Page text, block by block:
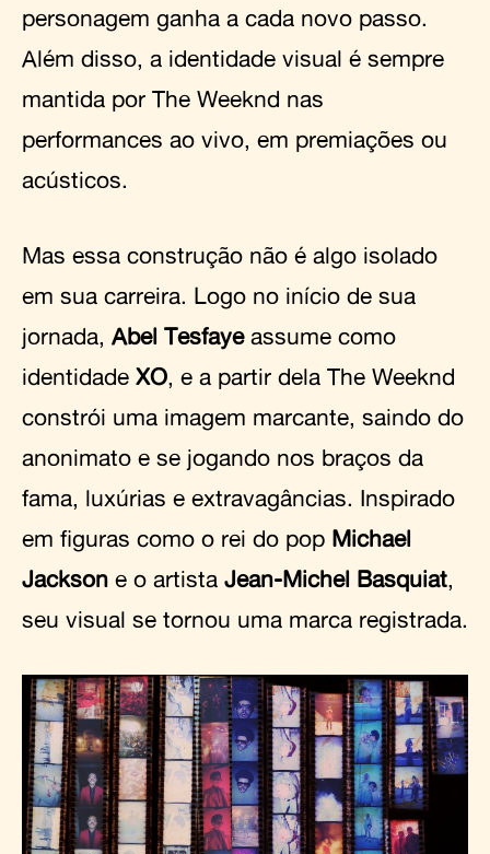
personagem ganha a cada novo passo.
Além disso, a identidade visual é sempre
mantida por The Weeknd nas
performances ao vivo, em premiações ou
acústicos.
Mas essa construção não é algo isolado
em sua carreira. Logo no início de sua
jornada, Abel Tesfayeassume como
identidade XO, e a partir dela The Weeknd
constrói uma imagem marcante, saindo do
anonimato e se jogando nos braços da
fama, luxúrias e extravagâncias. Inspirado
em figuras como o rei do pop Michael
Jackson e o artista Jean-Michel Basquiat,
seu visual se tornou uma marca registrada.